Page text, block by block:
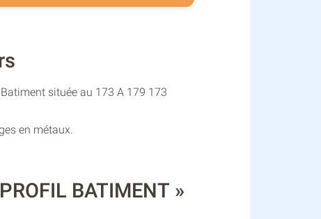
située au 173 A 179 173
en métaux.
BATIMENT »